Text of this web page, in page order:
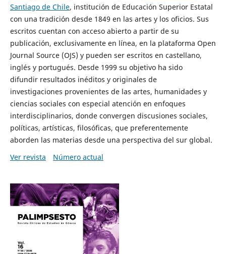
Santiago de Chile, institución de Educación Superior Estatal
con una tradición desde 1849 en las artes y los oficios. Sus
escritos cuentan con acceso abierto a partir de su
publicación, exclusivamente en línea, en la plataforma Open
Journal Source (OJS) y pueden ser escritos en castellano,
inglés y portugués. Desde 1999 su objetivo ha sido
difundir resultados inéditos y originales de
investigaciones provenientes de las artes, humanidades y
ciencias sociales con especial atención en enfoques
interdisciplinarios, donde convergen discusiones sociales,
políticas, artísticas, filosóficas, que preferentemente
aborden las materias desde una perspectiva del sur global.
Ver revista
Número actual